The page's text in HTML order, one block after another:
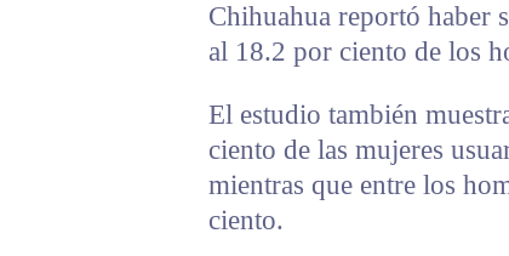
Chihuahua reportó haber
al 18.2 por ciento de los
El estudio también
ciento de las mujeres
mientras que entre los
ciento.